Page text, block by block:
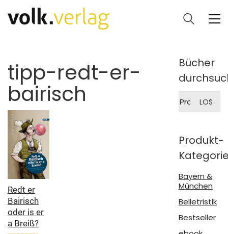
tipp-redt-er-
bairisch
Redt er
Bairisch
oder is er
a Breiß?
Bücher
nach:
LOS
Produkt-
Bayern &
München
Belletristik
Bestseller